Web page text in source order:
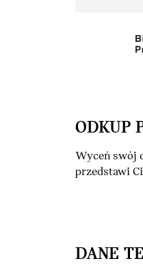
ODKUP
Wyceń swój
przedstawi
DANE